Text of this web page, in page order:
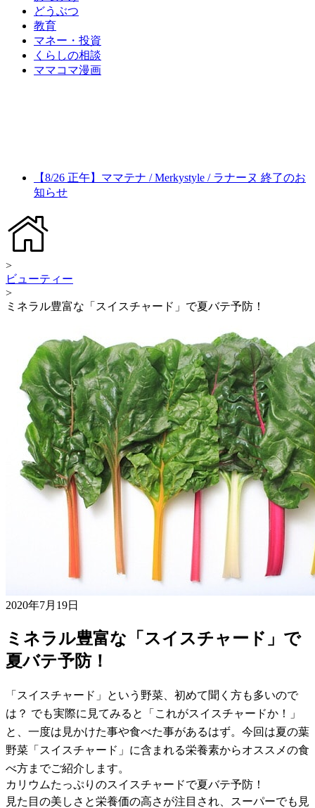
どうぶつ
教育
マネー・投資
くらしの相談
ママコマ漫画
【8/26 正午】ママテナ / Merkystyle / ラナーヌ 終了のお
知らせ
>
ビューティー
>
ミネラル豊富な「スイスチャード」で夏バテ予防！
2020年7月19日
ミネラル豊富な「スイスチャード」で
夏バテ予防！
「スイスチャード」という野菜、初めて聞く方も多いので
は？ でも実際に見てみると「これがスイスチャードか！」
と、一度は見かけた事や食べた事があるはず。今回は夏の葉
野菜「スイスチャード」に含まれる栄養素からオススメの食
べ方までご紹介します。
カリウムたっぷりのスイスチャードで夏バテ予防！
見た目の美しさと栄養価の高さが注目され、スーパーでも見